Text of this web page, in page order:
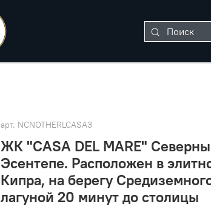
арт. NCNOTHERLCASA3
ЖК "CASA DEL MARE"
Эсентепе. Расположен в
Кипра, на берегу
лагуной 20 минут до столицы